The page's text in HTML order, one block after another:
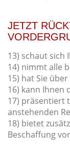
JETZT
13) schaut sich
14) nimmt alle
15) hat Sie
16) kann Ihnen
17) präsentiert
anstehenden
18) bietet
Beschaffung